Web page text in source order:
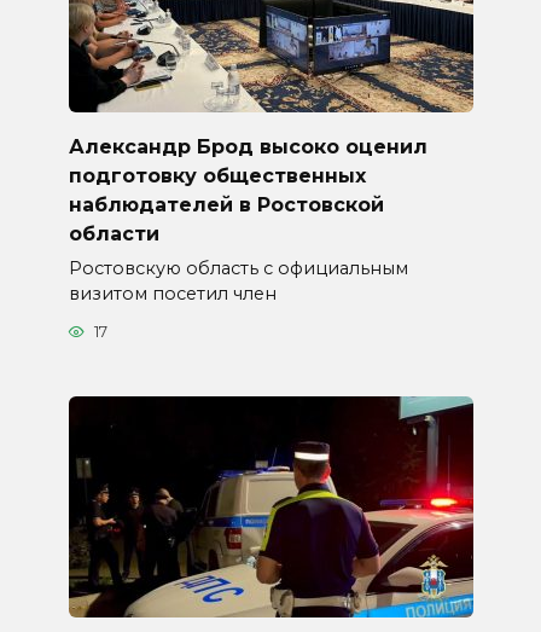
Александр Брод высоко оценил
подготовку общественных
наблюдателей в Ростовской
области
Ростовскую область с официальным
визитом посетил член
17